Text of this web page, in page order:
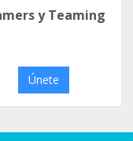
y Teaming
Únete